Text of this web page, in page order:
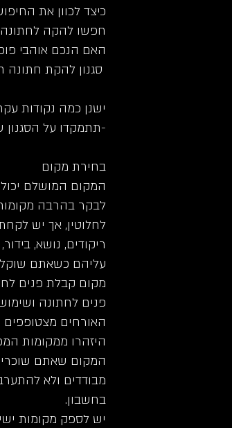
כיצד לכוון את
חפשו להקה לחתונה
האם הנכם אוהבי
סגנון להקת
ישנן כמה נקודות
-תתמקדו על
בחירת מקום
המקום המושלם
לבקר בהרבה
לחלוטין, אך יש
ריקודים, נושא,
עליהם כשאתם
מקום קבלת פנים
פנים לחתונה
האורחים מצטופפים
היזהרו ממקומות
המקום שאתם
מבודדים ולא
בחשבון.
יש לספק מקומות